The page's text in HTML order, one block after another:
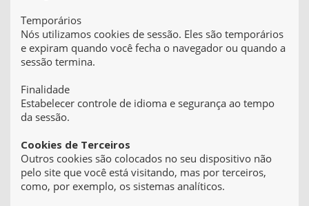
Temporários
Nós utilizamos cookies de sessão. Eles são temporários
e expiram quando você fecha o navegador ou quando a
sessão termina.
Finalidade
Estabelecer controle de idioma e segurança ao tempo
da sessão.
Cookies de Terceiros
Outros cookies são colocados no seu dispositivo não
pelo site que você está visitando, mas por terceiros,
como, por exemplo, os sistemas analíticos.